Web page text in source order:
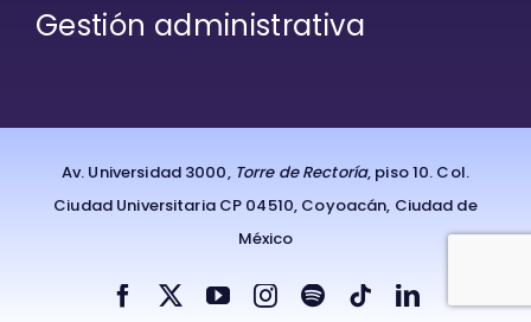
Gestión administrativa
Av. Universidad 3000, Torre de Rectoría, piso 10. Col.
Ciudad Universitaria CP 04510, Coyoacán, Ciudad de
México